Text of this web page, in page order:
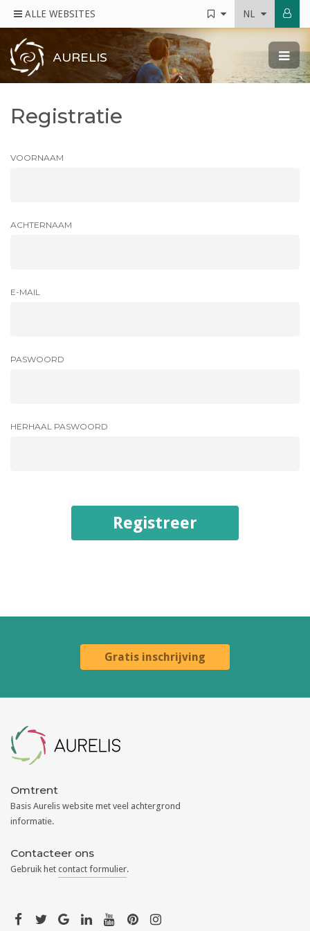
ALLE WEBSITES NL
AURELIS
Registratie
VOORNAAM
ACHTERNAAM
E-MAIL
PASWOORD
HERHAAL PASWOORD
Registreer
Gratis inschrijving
Omtrent
Basis Aurelis website met veel achtergrond
informatie.
Contacteer ons
Gebruik het contact formulier.